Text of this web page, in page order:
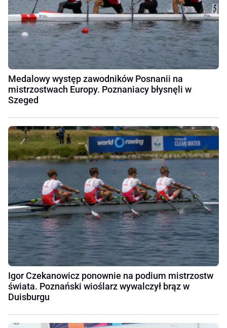
Medalowy występ zawodników Posnanii na
mistrzostwach Europy. Poznaniacy błysnęli w
Szeged
Igor Czekanowicz ponownie na podium mistrzostw
świata. Poznański wioślarz wywalczył brąz w
Duisburgu